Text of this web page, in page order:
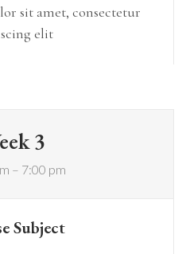
sit amet, consectetur
elit
3
– 7:00 pm
Subject